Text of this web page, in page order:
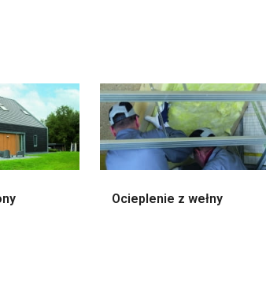
Ocieplenie z wełny